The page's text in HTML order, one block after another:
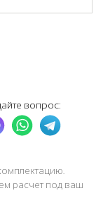
вопрос:
расчет под ваш